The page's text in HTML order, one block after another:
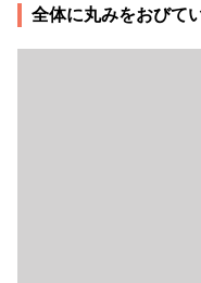
全体に丸みをおびて